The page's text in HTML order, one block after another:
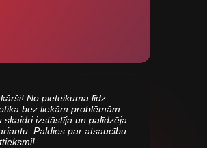
No pieteikuma līdz
bez liekām problēmām.
skaidri izstāstīja un palīdzēja
Paldies par atsaucību